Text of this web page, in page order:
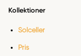
Kollektioner
Solceller
Pris